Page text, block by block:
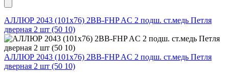
АЛЛЮР 2043 (101х76) 2BB-FHP AC 2 подш. ст.медь Петля
дверная 2 шт (50 10)
АЛЛЮР 2043 (101х76) 2BB-FHP AC 2 подш. ст.медь Петля
дверная 2 шт (50 10)